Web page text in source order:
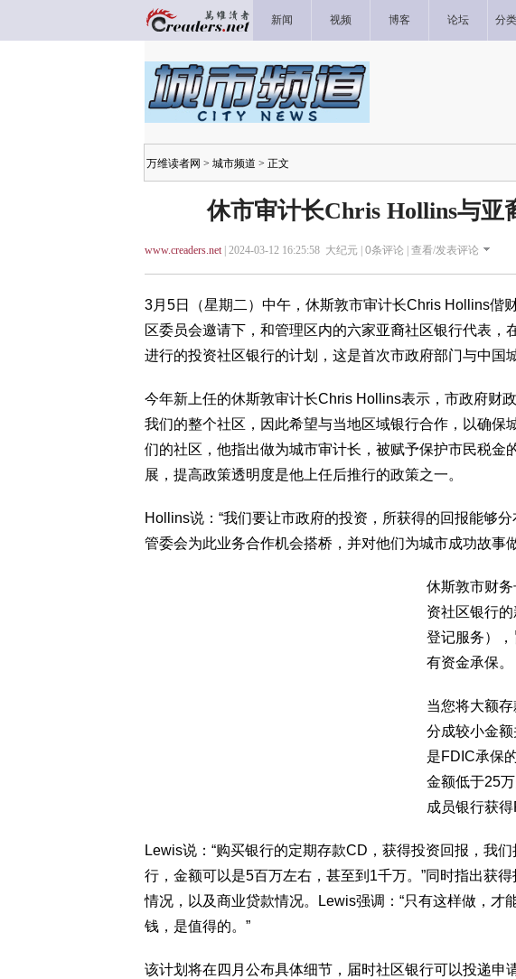
新闻 视频 博客 论坛 分
万维读者网 > 城市频道 > 正文
休市审计长Chris Hollins与亚
www.creaders.net| 2024-03-12 16:25:58 大纪元 | 0条评论 | 查看/发表评论
3月5日（星期二）中午，休斯敦市审计长Chris Hollins偕
区委员会邀请下，和管理区内的六家亚裔社区银行代表，
进行的投资社区银行的计划，这是首次市政府部门与中国
今年新上任的休斯敦审计长Chris Hollins表示，市政府财
我们的整个社区，因此希望与当地区域银行合作，以确保
们的社区，他指出做为城市审计长，被赋予保护市民税金
展，提高政策透明度是他上任后推行的政策之一。
Hollins说：“我们要让市政府的投资，所获得的回报能够
管委会为此业务合作机会搭桥，并对他们为城市成功故事
休斯敦市财
资社区银行
登记服务）
有资金承保。
当您将大额
分成较小金
是FDIC承保
金额低于25
成员银行获得
Lewis说：“购买银行的定期存款CD，获得投资回报，我
行，金额可以是5百万左右，甚至到1千万。”同时指出获
情况，以及商业贷款情况。Lewis强调：“只有这样做，才
钱，是值得的。”
该计划将在四月公布具体细节，届时社区银行可以投递申